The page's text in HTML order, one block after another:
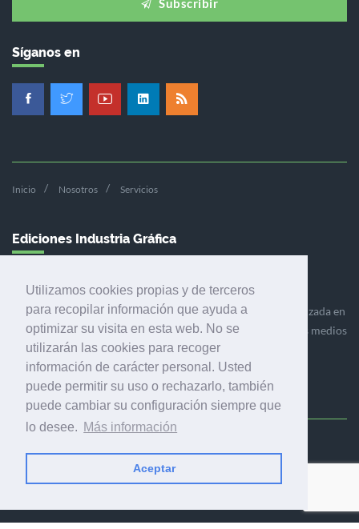
Utilizamos cookies propias y de terceros
para recopilar información que ayuda a
optimizar su visita en esta web. No se
utilizarán las cookies para recoger
información de carácter personal. Usted
puede permitir su uso o rechazarlo, también
puede cambiar su configuración siempre que
lo desee. Más información
Aceptar
Subscribir
Síganos en
Inicio Nosotros Servicios
Ediciones Industria Gráfica
Ediciones Industria Gráfica es una empresa editora especializada en
el mercado de la comunicación gráfica que engloba diversos medios
profesionales especializados en el mercado gráfico, la
comunicación visual y el envasado.
Calle Fluvià 257, bajos, 08020 Barcelona (España)